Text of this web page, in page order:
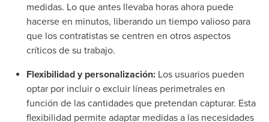
medidas. Lo que antes llevaba horas ahora puede
hacerse en minutos, liberando un tiempo valioso para
que los contratistas se centren en otros aspectos
críticos de su trabajo.
Flexibilidad y personalización: Los usuarios pueden
optar por incluir o excluir líneas perimetrales en
función de las cantidades que pretendan capturar. Esta
flexibilidad permite adaptar medidas a las necesidades